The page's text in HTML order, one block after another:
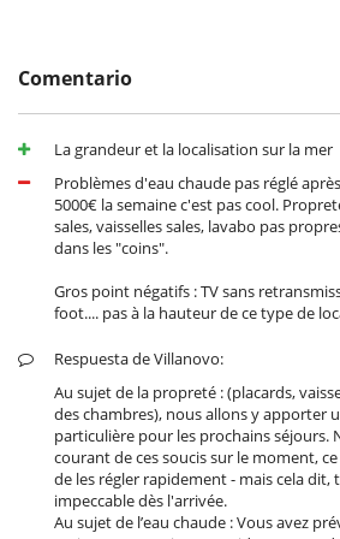
Cerca
Acceso directo al mar
Electrodoméstico
Cocina independiente
Cocina totalmente equipada
Horno
Lavavajillas
Máquina de café
Máquina de café espresso
Máquina de café Nespresso
Tostadora
En el exterior
Barbacoa
Cenadores a cielo abierto
Jardín
Lounge en la terraza
Comentario
La grandeur et la localisation sur la mer
Problèmes d'eau chaude pas réglé
5000€ la semaine c'est pas cool.
sales, vaisselles sales, lavabo pas
dans les "coins".
Gros point négatifs : TV sans
foot.... pas à la hauteur de ce type de
Respuesta de Villanovo:
Au sujet de la propreté : (placards,
des chambres), nous allons y apporter
particulière pour les prochains séjours.
courant de ces soucis sur le moment,
de les régler rapidement - mais cela
impeccable dès l'arrivée.
Au sujet de l’eau chaude : Vous avez